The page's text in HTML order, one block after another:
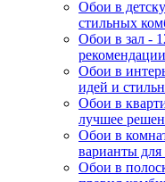
Обои в
стильных
Обои в зал -
Обои в
идей и
Обои в
лучшее
Обои в
варианты
Обои в